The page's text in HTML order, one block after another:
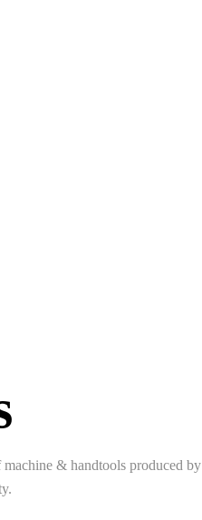
& handtools produced by